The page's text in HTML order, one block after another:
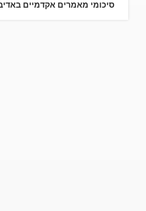
סיכומי מאמרים אקדמיים